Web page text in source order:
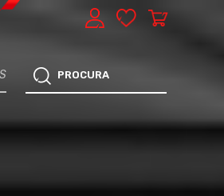
CAR SERVICE, MANUTENÇÃO DO TEU